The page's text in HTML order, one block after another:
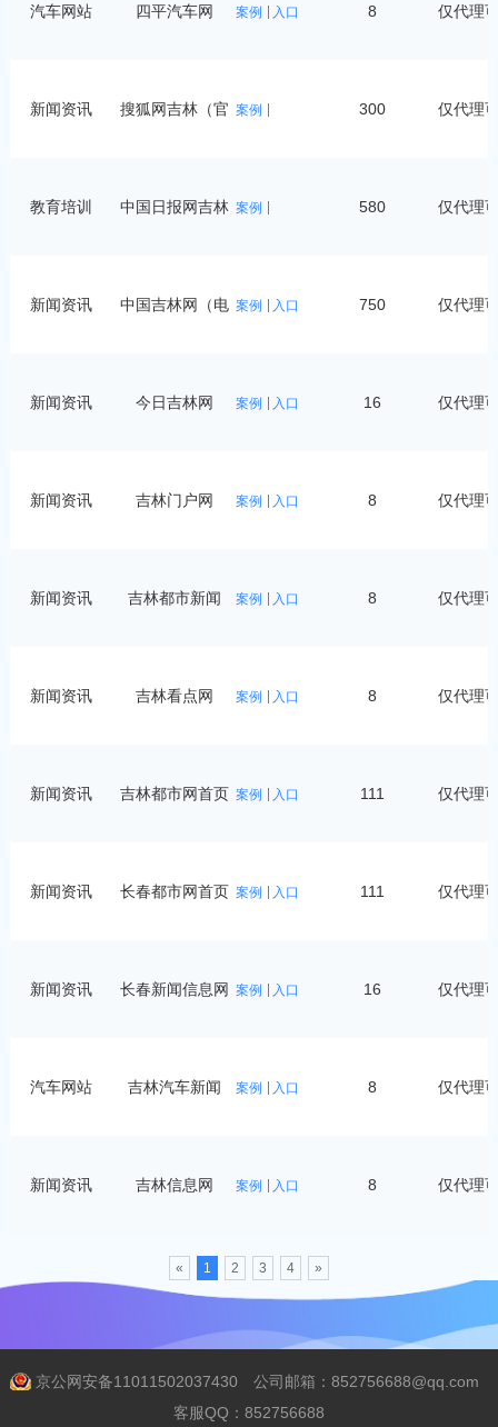
汽车网站 四平汽车网 案例 入口 8 仅代理
新闻资讯
搜狐网吉林（官 案例 300 仅代理
教育培训 中国日报网吉林 案例 580 仅代理
新闻资讯
中国吉林网（电 案例 入口 750 仅代理
新闻资讯 今日吉林网 案例 入口 16 仅代理
新闻资讯 吉林门户网 案例 入口 8 仅代理
新闻资讯 吉林都市新闻 案例 入口 8 仅代理
新闻资讯 吉林看点网 案例 入口 8 仅代理
新闻资讯
吉林都市网首页 案例 入口 111 仅代理
新闻资讯
长春都市网首页 案例 入口 111 仅代理
新闻资讯 长春新闻信息网 案例 入口 16 仅代理
汽车网站 吉林汽车新闻 案例 入口 8 仅代理
新闻资讯 吉林信息网 案例 入口 8 仅代理
« 1 2 3 4 »
京公网安备11011502037430 公司邮箱：852756688@qq.com
客服QQ：852756688